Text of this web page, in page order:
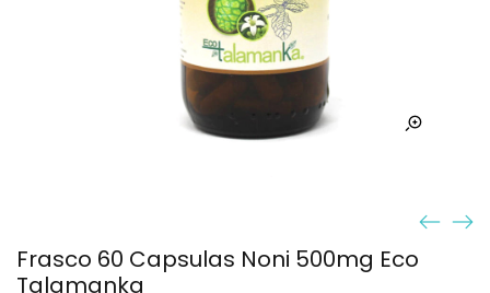
Frasco 60 Capsulas Noni 500mg Eco
Talamanka